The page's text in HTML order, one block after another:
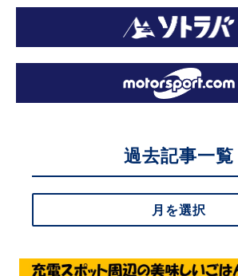
過去記事一覧
月を選択